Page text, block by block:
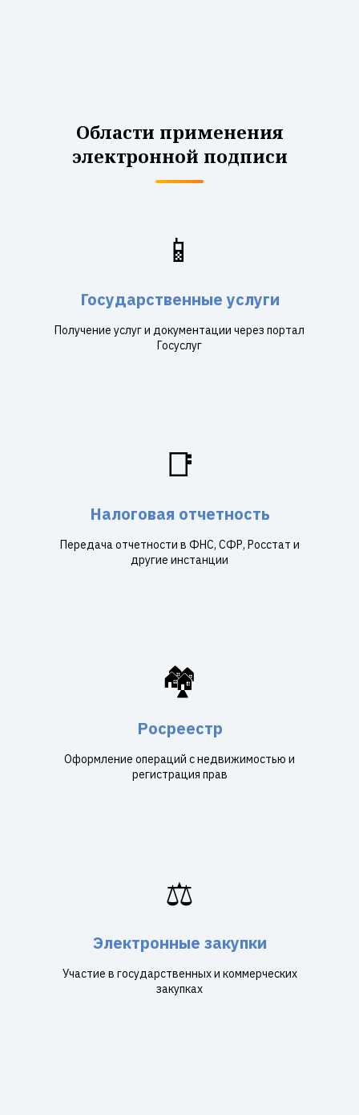
Области применения
электронной подписи
📱
Государственные услуги
Получение услуг и документации через портал
Госуслуг
📑
Налоговая отчетность
Передача отчетности в ФНС, СФР, Росстат и
другие инстанции
🏘️
Росреестр
Оформление операций с недвижимостью и
регистрация прав
⚖️
Электронные закупки
Участие в государственных и коммерческих
закупках